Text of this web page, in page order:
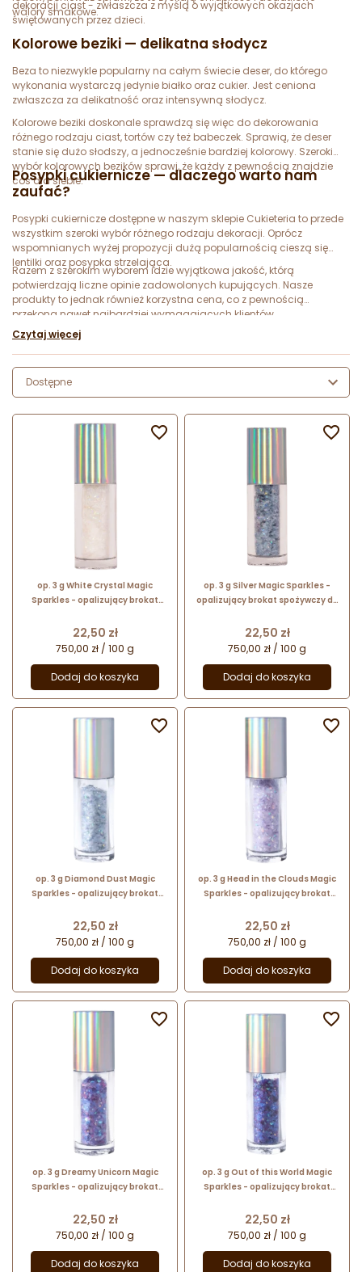
walory smakowe.
dekoracji ciast - zwłaszcza z myślą o wyjątkowych okazjach
świętowanych przez dzieci.
Kolorowe beziki — delikatna słodycz
Beza to niezwykle popularny na całym świecie deser, do którego
wykonania wystarczą jedynie białko oraz cukier. Jest ceniona
zwłaszcza za delikatność oraz intensywną słodycz.
Kolorowe beziki doskonale sprawdzą się więc do dekorowania
różnego rodzaju ciast, tortów czy też babeczek. Sprawią, że deser
stanie się dużo słodszy, a jednocześnie bardziej kolorowy. Szeroki
wybór kolorowych bezików sprawi, że każdy z pewnością znajdzie
coś dla siebie.
Posypki cukiernicze — dlaczego warto nam
zaufać?
Posypki cukiernicze dostępne w naszym sklepie Cukieteria to przede
wszystkim szeroki wybór różnego rodzaju dekoracji. Oprócz
wspomnianych wyżej propozycji dużą popularnością cieszą się
lentilki oraz posypka strzelająca.
Razem z szerokim wyborem idzie wyjątkowa jakość, którą
potwierdzają liczne opinie zadowolonych kupujących. Nasze
produkty to jednak również korzystna cena, co z pewnością
przekona nawet najbardziej wymagających klientów.
Czytaj więcej
Dostępne
op. 3 g White Crystal Magic
Sparkles - opalizujący brokat
dekoracji
Cena
22,50 zł
750,00 zł / 100 g
Dodaj do koszyka

op. 3 g Silver Magic Sparkles -
opalizujący brokat spożywczy do
Cena
22,50 zł
750,00 zł / 100 g
Dodaj do koszyka

op. 3 g Diamond Dust Magic
Sparkles - opalizujący brokat
dekoracji
Cena
22,50 zł
750,00 zł / 100 g
Dodaj do koszyka

op. 3 g Head in the Clouds Magic
Sparkles - opalizujący brokat
dekoracji
Cena
22,50 zł
750,00 zł / 100 g
Dodaj do koszyka

op. 3 g Dreamy Unicorn Magic
Sparkles - opalizujący brokat
dekoracji
Cena
22,50 zł
750,00 zł / 100 g
Dodaj do koszyka

op. 3 g Out of this World Magic
Sparkles - opalizujący brokat
dekoracji
Cena
22,50 zł
750,00 zł / 100 g
Dodaj do koszyka
